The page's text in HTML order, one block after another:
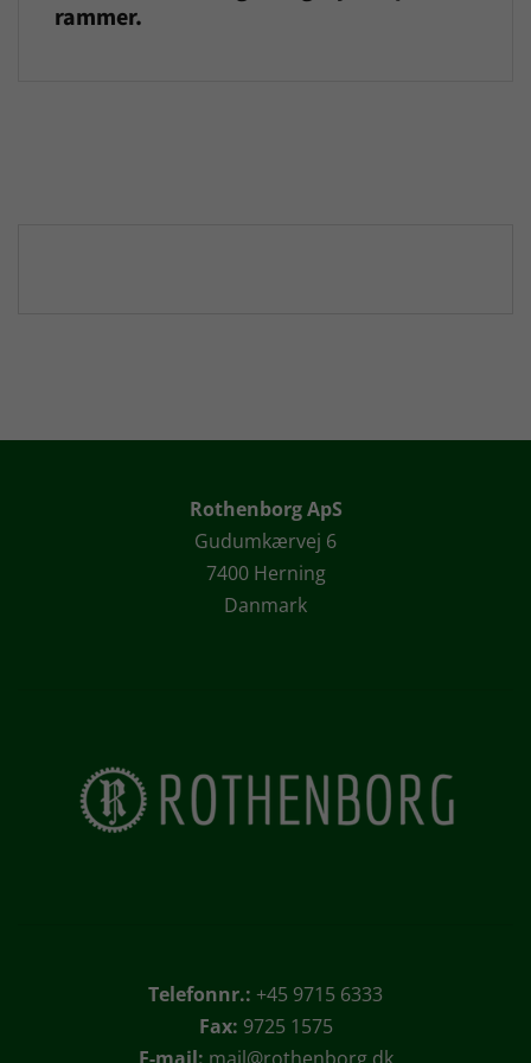
rammer.
Rothenborg ApS
Gudumkærvej 6
7400 Herning
Danmark
Telefonnr.: +45 9715 6333
Fax: 9725 1575